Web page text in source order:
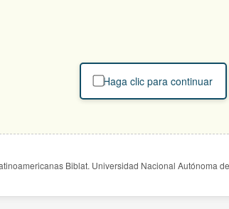
Haga clic para continuar
Biblat. Universidad Nacional Autónoma